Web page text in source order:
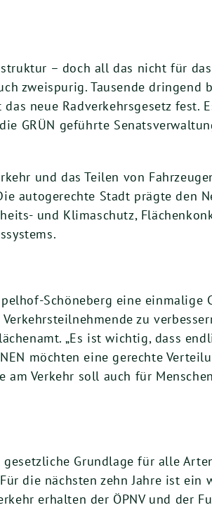
– doch all das nicht für
zweispurig. Tausende
neue Radverkehrsgesetz fest.
GRÜN geführte
und das Teilen von
autogerechte Stadt prägte den
und Klimaschutz,
Schöneberg eine
zu
„Es ist wichtig, dass
möchten eine gerechte
am Verkehr soll auch für
Grundlage für alle
die nächsten zehn Jahre ist ein
erhalten der ÖPNV und der